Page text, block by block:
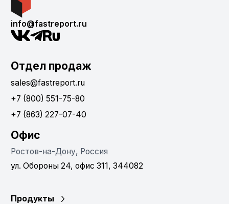
info@fastreport.ru
Отдел продаж
sales@fastreport.ru
+7 (800) 551-75-80
+7 (863) 227-07-40
Офис
Ростов-на-Дону, Россия
ул. Обороны 24, офис 311, 344082
Продукты